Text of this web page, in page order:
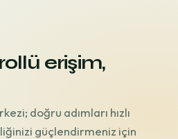
erişim,
doğru adımları hızlı
güçlendirmeniz için